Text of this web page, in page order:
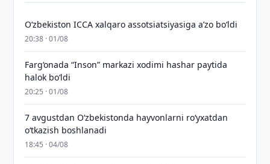
O‘zbekiston ICCA xalqaro assotsiatsiyasiga aʼzo bo‘ldi
20:38 · 01/08
Farg‘onada “Inson” markazi xodimi hashar paytida
halok bo‘ldi
20:25 · 01/08
7 avgustdan O‘zbekistonda hayvonlarni ro‘yxatdan
o‘tkazish boshlanadi
18:45 · 04/08